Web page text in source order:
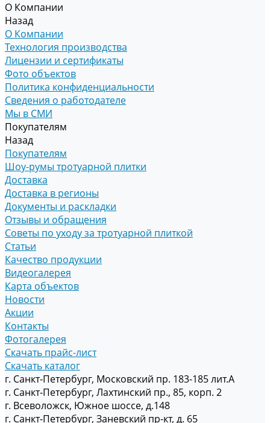
О Компании
Назад
О Компании
Технология производства
Лицензии и сертификаты
Фото объектов
Политика конфиденциальности
Сведения о работодателе
Мы в СМИ
Покупателям
Назад
Покупателям
Шоу-румы тротуарной плитки
Доставка
Доставка в регионы
Документы и раскладки
Отзывы и обращения
Советы по уходу за тротуарной плиткой
Статьи
Качество продукции
Видеогалерея
Карта объектов
Новости
Акции
Контакты
Фотогалерея
Скачать прайс-лист
Скачать каталог
г. Санкт-Петербург, Московский пр. 183-185 лит.А
г. Санкт-Петербург, Лахтинский пр., 85, корп. 2
г. Всеволожск, Южное шоссе, д.148
г. Санкт-Петербург, Заневский пр-кт, д. 65